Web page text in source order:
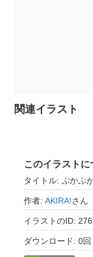
関連イラスト
このイラストに
タイトル: ぷかぷ
作者: AKIRA!さん
イラストのID:
ダウンロード: 0回